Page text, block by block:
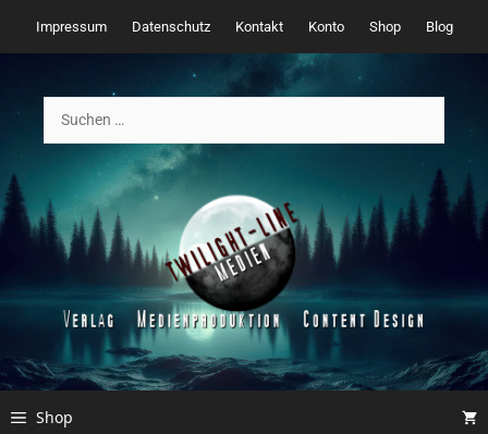
Inhalt
springen
Impressum Datenschutz Kontakt Konto Shop Blog
nach:
Shop